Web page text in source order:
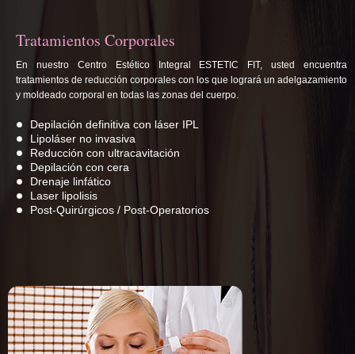
Tratamientos Corporales
En nuestro Centro Estético Integral ESTETIC FIT, usted encuentra
tratamientos de reducción corporales con los que logrará un adelgazamiento
y moldeado corporal en todas las zonas del cuerpo.
Depilación definitiva con láser IPL
Lipoláser no invasiva
Reducción con ultracavitación
Depilación con cera
Drenaje linfático
Laser lipolisis
Post-Quirúrgicos / Post-Operatorios